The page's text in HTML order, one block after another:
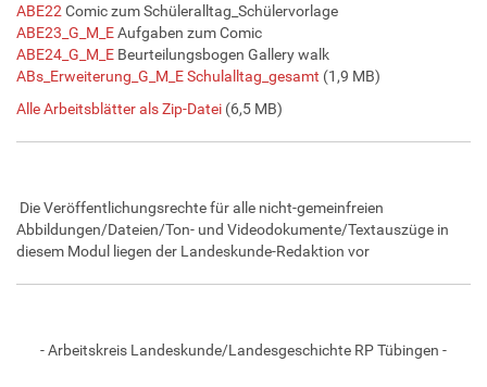
ABE22 Comic zum Schüleralltag_Schülervorlage
ABE23_G_M_EAufgaben zum Comic
ABE24_G_M_E Beurteilungsbogen Gallery walk
ABs_Erweiterung_G_M_E Schulalltag_gesamt (1,9 MB)
Alle Arbeitsblätter als Zip-Datei (6,5 MB)
Die Veröffentlichungsrechte für alle nicht-gemeinfreien
Abbildungen/Dateien/Ton- und Videodokumente/Textauszüge in
diesem Modul liegen der Landeskunde-Redaktion vor
- Arbeitskreis Landeskunde/Landesgeschichte RP Tübingen -